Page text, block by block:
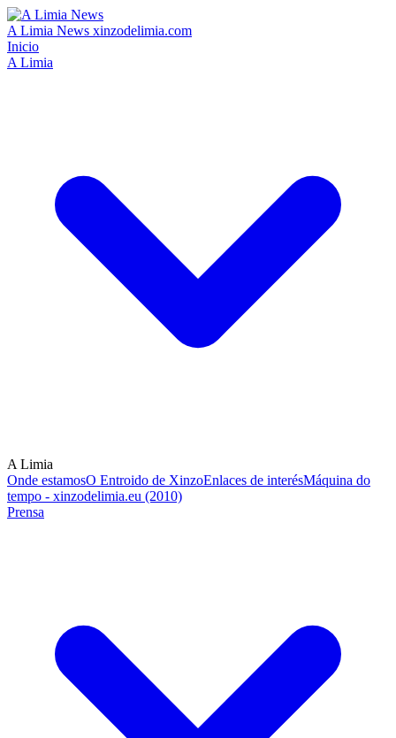
A Limia News xinzodelimia.com
Inicio
A Limia
A Limia
Onde estamosO Entroido de XinzoEnlaces de interésMáquina do
tempo - xinzodelimia.eu (2010)
Prensa